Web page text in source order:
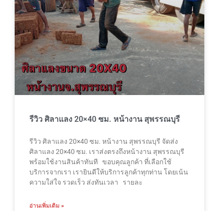
รีวิว ศิลาแลง 20×40 ซม. หน้างาน สุพรรณบุรี
รีวิว ศิลาแลง 20×40 ซม. หน้างาน สุพรรณบุรี จัดส่ง
ศิลาแลง 20×40 ซม. เราส่งตรงถึงหน้างาน สุพรรณบุรี
พร้อมใช้งานสินค้าทันที ขอบคุณลูกค้า ที่เลือกใช้
บริการจากเรา เรายินดีให้บริการลูกค้าทุกท่าน โดยเน้น
ความใส่ใจ รวดเร็ว ส่งทันเวลา รายละ
อ่านเพิ่มเติม »